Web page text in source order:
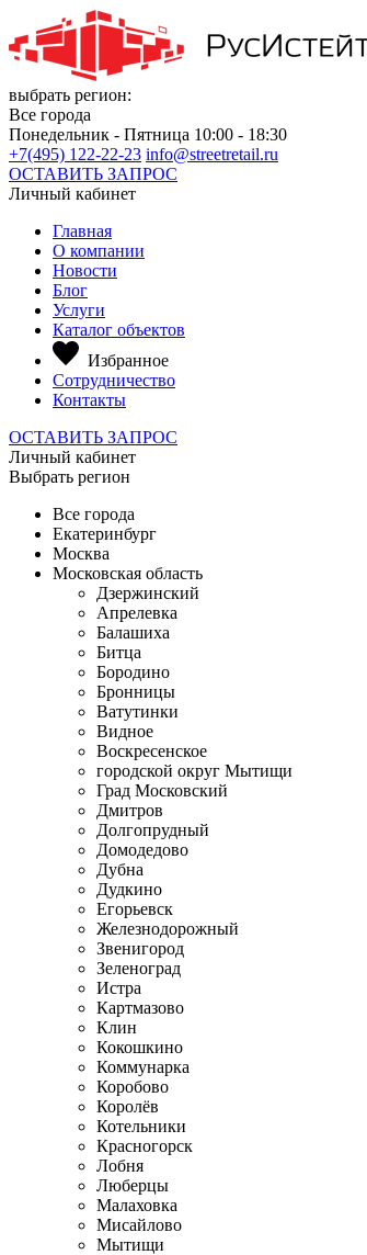
выбрать регион:
Все города
Понедельник - Пятница 10:00 - 18:30
+7(495) 122-22-23 info@streetretail.ru
ОСТАВИТЬ ЗАПРОС
Личный кабинет
Главная
О компании
Новости
Блог
Услуги
Каталог объектов
Избранное
Сотрудничество
Контакты
ОСТАВИТЬ ЗАПРОС
Личный кабинет
Выбрать регион
Все города
Екатеринбург
Москва
Московская область
Дзержинский
Апрелевка
Балашиха
Битца
Бородино
Бронницы
Ватутинки
Видное
Воскресенское
городской округ Мытищи
Град Московский
Дмитров
Долгопрудный
Домодедово
Дубна
Дудкино
Егорьевск
Железнодорожный
Звенигород
Зеленоград
Истра
Картмазово
Клин
Кокошкино
Коммунарка
Коробово
Королёв
Котельники
Красногорск
Лобня
Люберцы
Малаховка
Мисайлово
Мытищи